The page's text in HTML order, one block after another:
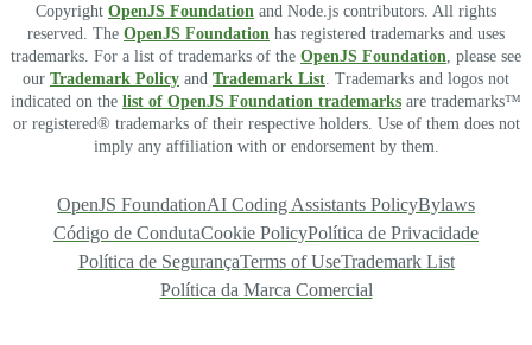
Copyright OpenJS Foundation and Node.js contributors. All rights
reserved. The OpenJS Foundation has registered trademarks and uses
trademarks. For a list of trademarks of the OpenJS Foundation , please see
our Trademark Policy and Trademark List . Trademarks and logos not
indicated on the list of OpenJS Foundation trademarks are trademarks™
or registered® trademarks of their respective holders. Use of them does not
imply any affiliation with or endorsement by them.
OpenJS FoundationAI Coding Assistants PolicyBylaws
Código de CondutaCookie PolicyPolítica de Privacidade
Política de SegurançaTerms of UseTrademark List
Política da Marca Comercial